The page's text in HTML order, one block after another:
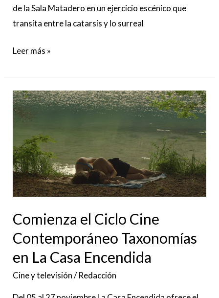
de la Sala Matadero en un ejercicio escénico que
transita entre la catarsis y lo surreal
Leer más »
Comienza el Ciclo Cine
Contemporáneo Taxonomías
en La Casa Encendida
Cine y televisión/Redacción
Comienza
el
Cine
Contemporáneo
Taxonomías
en
Casa
Encendida